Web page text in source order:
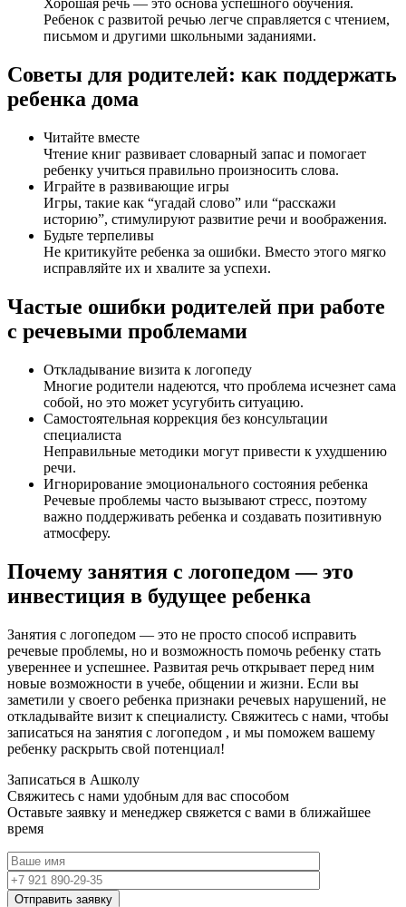
Хорошая речь — это основа успешного обучения.
Ребенок с развитой речью легче справляется с чтением,
письмом и другими школьными заданиями.
Советы для родителей: как поддержать
ребенка дома
Читайте вместе
Чтение книг развивает словарный запас и помогает
ребенку учиться правильно произносить слова.
Играйте в развивающие игры
Игры, такие как “угадай слово” или “расскажи
историю”, стимулируют развитие речи и воображения.
Будьте терпеливы
Не критикуйте ребенка за ошибки. Вместо этого мягко
исправляйте их и хвалите за успехи.
Частые ошибки родителей при работе
с речевыми проблемами
Откладывание визита к логопеду
Многие родители надеются, что проблема исчезнет сама
собой, но это может усугубить ситуацию.
Самостоятельная коррекция без консультации
специалиста
Неправильные методики могут привести к ухудшению
речи.
Игнорирование эмоционального состояния ребенка
Речевые проблемы часто вызывают стресс, поэтому
важно поддерживать ребенка и создавать позитивную
атмосферу.
Почему занятия с логопедом — это
инвестиция в будущее ребенка
Занятия с логопедом — это не просто способ исправить
речевые проблемы, но и возможность помочь ребенку стать
увереннее и успешнее. Развитая речь открывает перед ним
новые возможности в учебе, общении и жизни. Если вы
заметили у своего ребенка признаки речевых нарушений, не
откладывайте визит к специалисту. Свяжитесь с нами, чтобы
записаться на занятия с логопедом , и мы поможем вашему
ребенку раскрыть свой потенциал!
Записаться в Ашколу
Свяжитесь с нами удобным для вас способом
Оставьте заявку и менеджер свяжется с вами в ближайшее
время
Отправить заявку